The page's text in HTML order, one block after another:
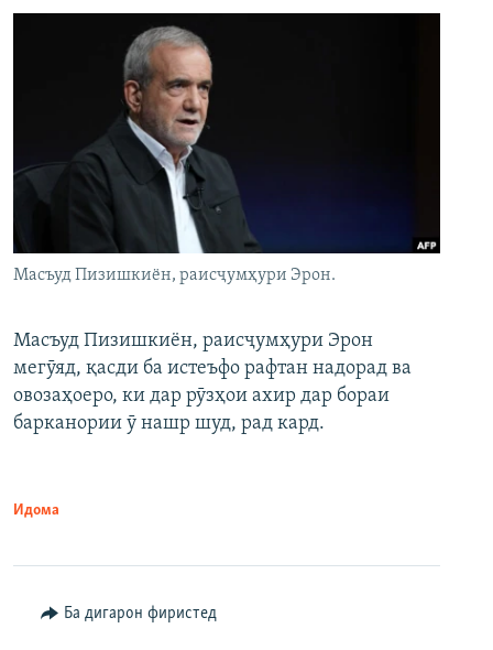
Масъуд Пизишкиён, раисҷумҳури Эрон.
Масъуд Пизишкиён, раисҷумҳури Эрон
мегӯяд, қасди ба истеъфо рафтан надорад ва
овозаҳоеро, ки дар рӯзҳои ахир дар бораи
барканории ӯ нашр шуд, рад кард.
Идома
Ба дигарон фиристед